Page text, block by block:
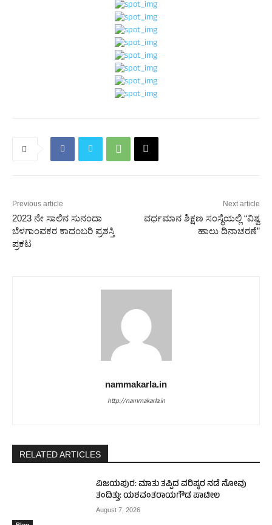
Previous article
2023 ನೇ ಸಾಲಿನ ಸುನಂದಾ
ಬೆಳಗಾಂವಕರ ಕಾದಂಬರಿ ಪ್ರಶಸ್ತಿ
ಪ್ರಕಟ
Next article
ವರ್ಧಮಾನ ಶಿಕ್ಷಣ ಸಂಸ್ಥೆಯಲ್ಲಿ “ವಿಶ್ವ
ಹಾಲು ದಿನಾಚರಣೆ”
nammakarla.in
http://nammakarla.in
RELATED ARTICLES
ವಿಜಯಪುರ: ಮಾತು ತಪ್ಪಿದ ವರಿಷ್ಠರ ನಡೆ ನೋವು
ತಂದಿತ್ತು: ಯಶವಂತರಾಯಗೌಡ ಪಾಟೀಲ
August 7, 2026